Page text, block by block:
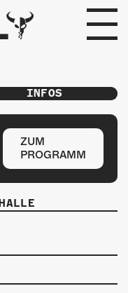
INFOS
ZUM
PROGRAMM